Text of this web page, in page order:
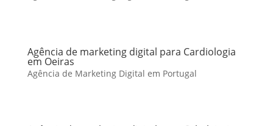
Agência de marketing digital para Cardiologia
em Oeiras
Agência de Marketing Digital em Portugal